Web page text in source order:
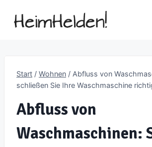
Inhalt
Start / Wohnen / Abfluss von
schließen Sie Ihre Waschmaschine
Abfluss von
Waschmaschinen: